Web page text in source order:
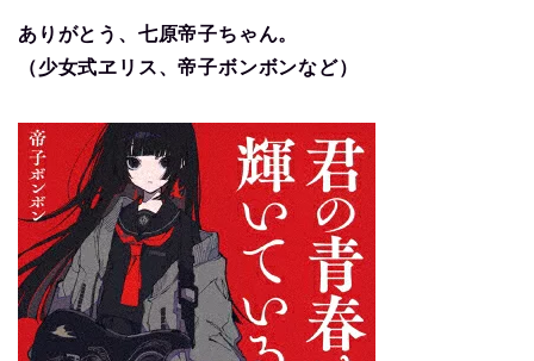
ありがとう、七原帝子ちゃん。
（少女式ヱリス、帝子ボンボンなど）